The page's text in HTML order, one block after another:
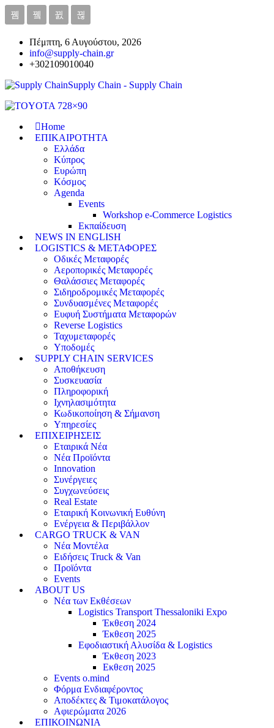
Πέμπτη, 6 Αυγούστου, 2026
info@supply-chain.gr
+302109010040
Supply Chain - Supply Chain
Home
ΕΠΙΚΑΙΡΟΤΗΤΑ
Ελλάδα
Κύπρος
Ευρώπη
Κόσμος
Agenda
Events
Workshop e-Commerce Logistics
Εκπαίδευση
NEWS IN ENGLISH
LOGISTICS & ΜΕΤΑΦΟΡΕΣ
Οδικές Μεταφορές
Αεροπορικές Μεταφορές
Θαλάσσιες Μεταφορές
Σιδηροδρομικές Μεταφορές
Συνδυασμένες Μεταφορές
Ευφυή Συστήματα Μεταφορών
Reverse Logistics
Ταχυμεταφορές
Υποδομές
SUPPLY CHAIN SERVICES
Αποθήκευση
Συσκευασία
Πληροφορική
Ιχνηλασιμότητα
Κωδικοποίηση & Σήμανση
Υπηρεσίες
ΕΠΙΧΕΙΡΗΣΕΙΣ
Εταιρικά Νέα
Νέα Προϊόντα
Innovation
Συνέργειες
Συγχωνεύσεις
Real Estate
Εταιρική Κοινωνική Ευθύνη
Ενέργεια & Περιβάλλον
CARGO TRUCK & VAN
Νέα Μοντέλα
Ειδήσεις Truck & Van
Προϊόντα
Events
ABOUT US
Νέα των Εκθέσεων
Logistics Transport Thessaloniki Expo
Έκθεση 2024
Έκθεση 2025
Εφοδιαστική Αλυσίδα & Logistics
Έκθεση 2023
Εκθεση 2025
Events o.mind
Φόρμα Ενδιαφέροντος
Αποδέκτες & Τιμοκατάλογος
Αφιερώματα 2026
ΕΠΙΚΟΙΝΩΝΙΑ